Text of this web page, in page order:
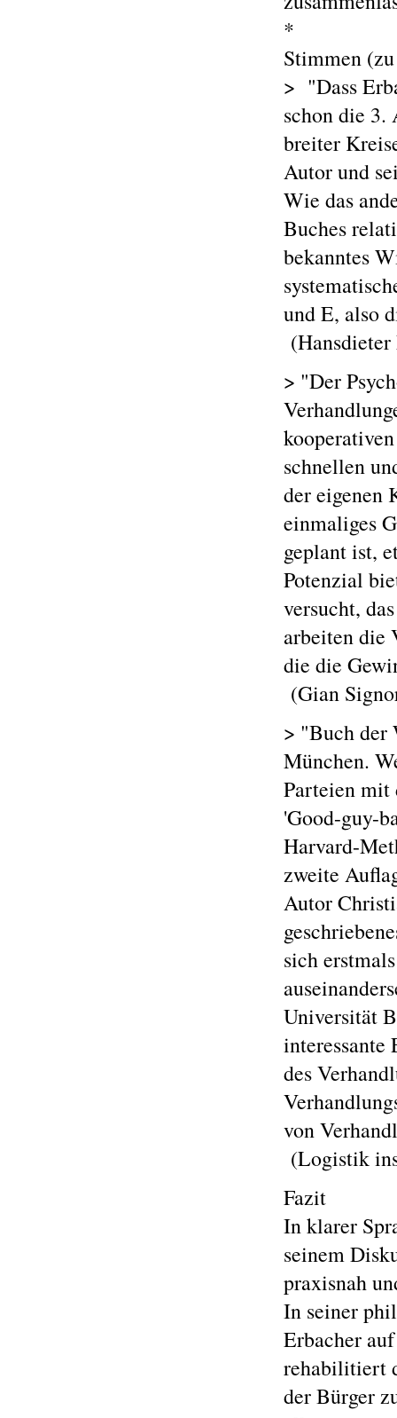
*
Stimmen
> "Dass
schon die 3.
breiter
Autor und
Wie das
Buches
bekanntes
und E, also
> "Der
schnellen
der eigenen
einmaliges
geplant ist,
Potenzial
versucht,
arbeiten die
die die
(Gian
> "Buch der
München.
Parteien mit
'Good-guy-
Harvard-
zweite
Autor
sich
Universität
interessante
des
von
(Logistik
Fazit
In klarer
seinem
praxisnah
In seiner
Erbacher
rehabilitiert
der Bürger